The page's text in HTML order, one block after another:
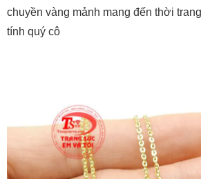
chuyền vàng mảnh mang đến thời
tính quý cô